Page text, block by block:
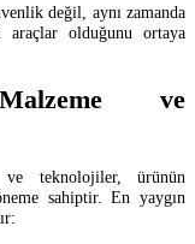
değil, aynı zamanda
olduğunu ortaya
ve
ve teknolojiler, ürünün
sahiptir. En yaygın